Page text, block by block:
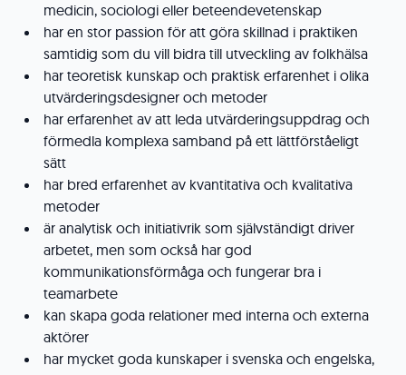
medicin, sociologi eller beteendevetenskap
har en stor passion för att göra skillnad i praktiken
samtidig som du vill bidra till utveckling av folkhälsa
har teoretisk kunskap och praktisk erfarenhet i olika
utvärderingsdesigner och metoder
har erfarenhet av att leda utvärderingsuppdrag och
förmedla komplexa samband på ett lättförståeligt
sätt
har bred erfarenhet av kvantitativa och kvalitativa
metoder
är analytisk och initiativrik som självständigt driver
arbetet, men som också har god
kommunikationsförmåga och fungerar bra i
teamarbete
kan skapa goda relationer med interna och externa
aktörer
har mycket goda kunskaper i svenska och engelska,